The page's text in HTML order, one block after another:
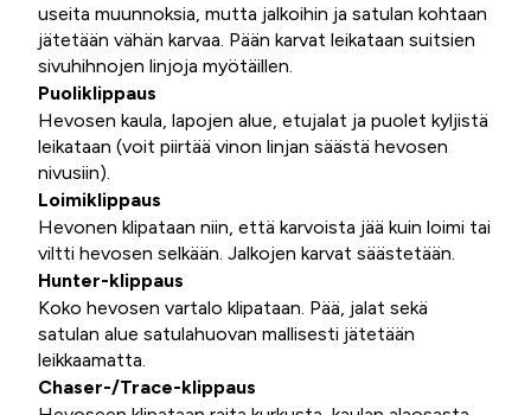
useita muunnoksia, mutta jalkoihin ja satulan kohtaan
jätetään vähän karvaa. Pään karvat leikataan suitsien
sivuhihnojen linjoja myötäillen.
Puoliklippaus
Hevosen kaula, lapojen alue, etujalat ja puolet kyljistä
leikataan (voit piirtää vinon linjan säästä hevosen
nivusiin).
Loimiklippaus
Hevonen klipataan niin, että karvoista jää kuin loimi tai
viltti hevosen selkään. Jalkojen karvat säästetään.
Hunter-klippaus
Koko hevosen vartalo klipataan. Pää, jalat sekä
satulan alue satulahuovan mallisesti jätetään
leikkaamatta.
Chaser-/Trace-klippaus